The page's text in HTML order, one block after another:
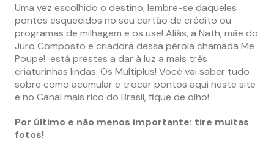
Uma vez escolhido o destino, lembre-se daqueles
pontos esquecidos no seu cartão de crédito ou
programas de milhagem e os use! Aliás, a Nath, mãe do
Juro Composto e criadora dessa pérola chamada Me
Poupe! está prestes a dar à luz a mais três
criaturinhas lindas: Os Multiplus! Você vai saber tudo
sobre como acumular e trocar pontos aqui neste site
e no Canal mais rico do Brasil, fique de olho!
Por último e não menos importante: tire muitas
fotos!